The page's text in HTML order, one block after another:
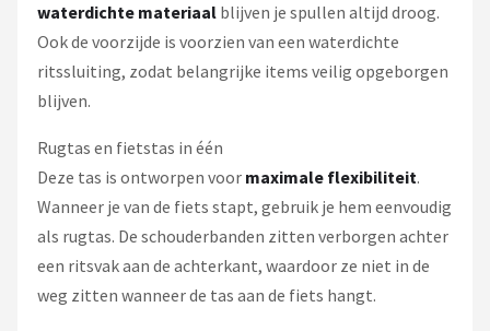
waterdichte materiaal blijven je spullen altijd droog.
Ook de voorzijde is voorzien van een waterdichte
ritssluiting, zodat belangrijke items veilig opgeborgen
blijven.
Rugtas en fietstas in één
Deze tas is ontworpen voor maximale flexibiliteit.
Wanneer je van de fiets stapt, gebruik je hem eenvoudig
als rugtas. De schouderbanden zitten verborgen achter
een ritsvak aan de achterkant, waardoor ze niet in de
weg zitten wanneer de tas aan de fiets hangt.